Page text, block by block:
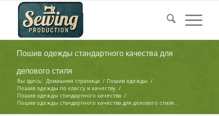
Пошив одежды стандартного качества для
делового стиля
Вы здесь: Домашняя страница / Пошив одежды /
Пошив одежды по классу и качеству /
Пошив одежды стандартного качества /
Пошив одежды стандартного качества для делового стиля...